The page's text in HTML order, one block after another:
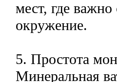
мест, где важно
окружение.
5. Простота
Минеральная